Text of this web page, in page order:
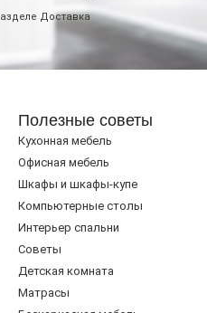
Доставка
Полезные советы
Кухонная мебель
Офисная мебель
Шкафы и шкафы-купе
Компьютерные столы
Интерьер спальни
Советы
Детская комната
Матрасы